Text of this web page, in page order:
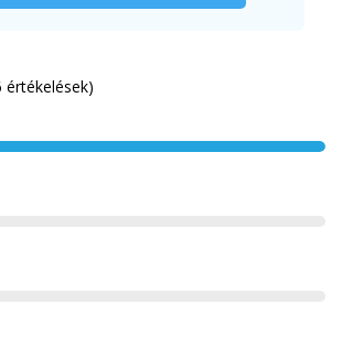
értékelések)